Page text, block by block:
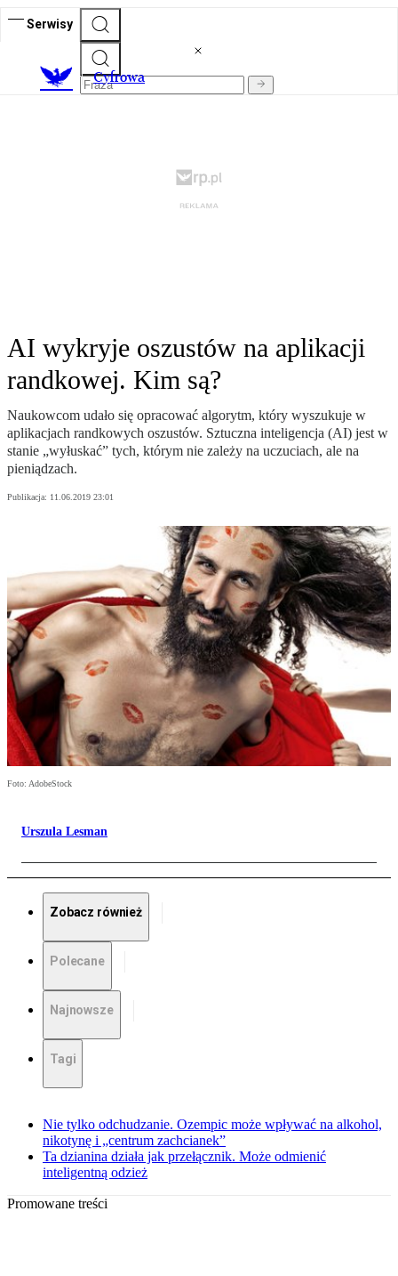
Serwisy
Cyfrowa
AI wykryje oszustów na aplikacji
randkowej. Kim są?
Naukowcom udało się opracować algorytm, który wyszukuje w
aplikacjach randkowych oszustów. Sztuczna inteligencja (AI) jest w
stanie „wyłuskać” tych, którym nie zależy na uczuciach, ale na
pieniądzach.
Publikacja: 11.06.2019 23:01
Foto: AdobeStock
Urszula Lesman
Zobacz również
Polecane
Najnowsze
Tagi
Nie tylko odchudzanie. Ozempic może wpływać na alkohol,
nikotynę i „centrum zachcianek”
Ta dzianina działa jak przełącznik. Może odmienić
inteligentną odzież
Promowane treści